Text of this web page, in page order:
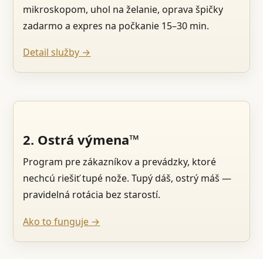
mikroskopom, uhol na želanie, oprava špičky
zadarmo a expres na počkanie 15–30 min.
Detail služby →
2. Ostrá výmena™
Program pre zákazníkov a prevádzky, ktoré
nechcú riešiť tupé nože. Tupý dáš, ostrý máš —
pravidelná rotácia bez starostí.
Ako to funguje →